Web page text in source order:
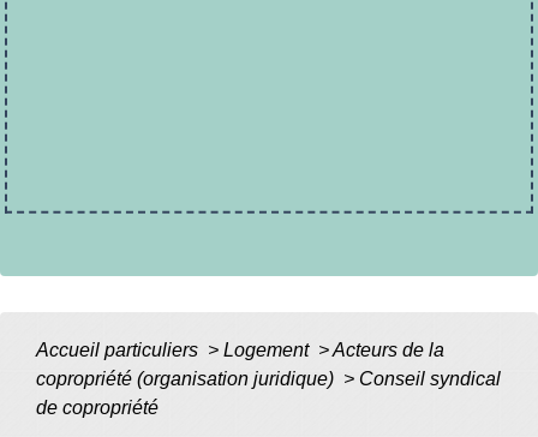
Accueil particuliers > Logement >Acteurs de la
copropriété (organisation juridique) > Conseil syndical
de copropriété